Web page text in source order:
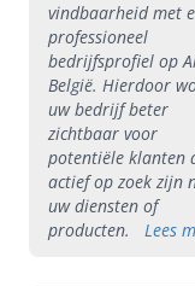
vindbaarheid met
professioneel
bedrijfsprofiel op
België. Hierdoor
uw bedrijf beter
zichtbaar voor
potentiële klanten
actief op zoek zijn
uw diensten of
producten.
Lees